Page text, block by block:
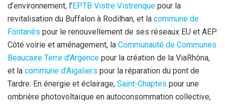
d’environnement, l’EPTB Vistre Vistrenque pour la
revitalisation du Buffalon à Rodilhan, et la commune de
Fontanès pour le renouvellement de ses réseaux EU et AEP.
Côté voirie et aménagement, la Communauté de Communes
Beaucaire Terre d’Argence pour la création de la ViaRhôna,
et la commune d’Aigaliers pour la réparation du pont de
Tardre. En énergie et éclairage, Saint-Chaptes pour une
ombrière photovoltaïque en autoconsommation collective,